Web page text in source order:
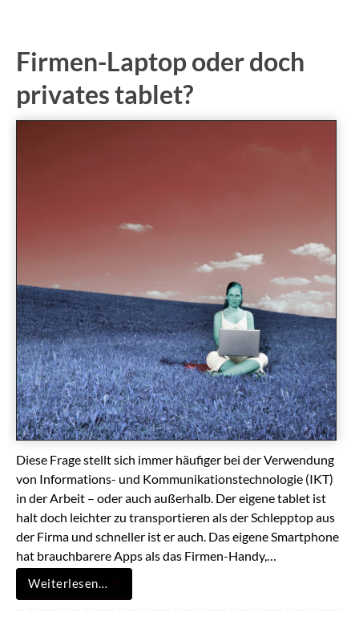
Firmen-Laptop oder doch
privates tablet?
Diese Frage stellt sich immer häufiger bei der Verwendung
von Informations- und Kommunikationstechnologie (IKT)
in der Arbeit – oder auch außerhalb. Der eigene tablet ist
halt doch leichter zu transportieren als der Schlepptop aus
der Firma und schneller ist er auch. Das eigene Smartphone
hat brauchbarere Apps als das Firmen-Handy,…
Weiterlesen…